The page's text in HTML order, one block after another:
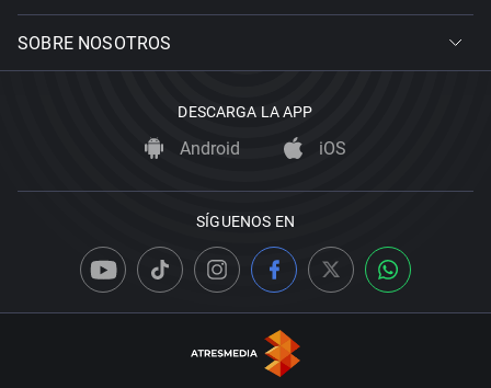
SOBRE NOSOTROS
DESCARGA LA APP
Android iOS
SÍGUENOS EN